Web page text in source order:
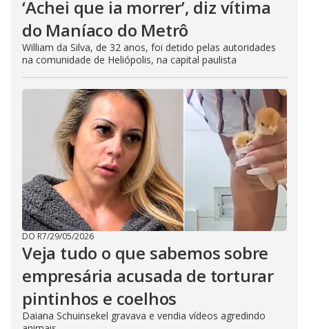
‘Achei que ia morrer’, diz vítima
do Maníaco do Metrô
William da Silva, de 32 anos, foi detido pelas autoridades
na comunidade de Heliópolis, na capital paulista
DO R7/29/05/2026
Veja tudo o que sabemos sobre
empresária acusada de torturar
pintinhos e coelhos
Daiana Schuinsekel gravava e vendia vídeos agredindo